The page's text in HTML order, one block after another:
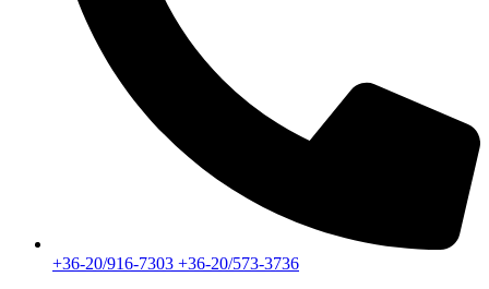
+36-20/916-7303 +36-20/573-3736